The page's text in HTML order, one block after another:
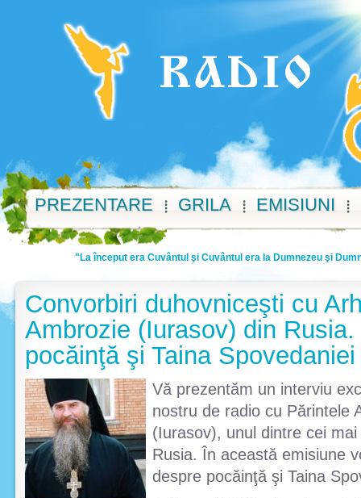
"La început era Cuvântul şi Cuvântul era la Dumnezeu şi
PREZENTARE GRILA EMISIUNI
Convorbiri duhovniceşti cu
Ambrozie (Iurasov) din
pocăinţă şi Taina Spovedaniei
Vă prezentăm un interviu
nostru de radio cu Părintele
(Iurasov), unul dintre cei
Rusia. În această emisiune
despre pocăinţă şi Taina